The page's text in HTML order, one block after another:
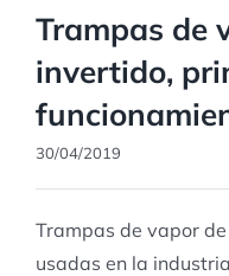
Trampas de
invertido,
30/04/2019
Trampas de vapor
usadas en la